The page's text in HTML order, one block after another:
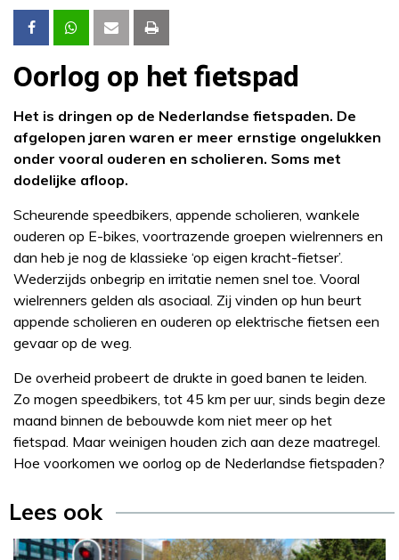
Oorlog op het fietspad
Het is dringen op de Nederlandse fietspaden. De
afgelopen jaren waren er meer ernstige ongelukken
onder vooral ouderen en scholieren. Soms met
dodelijke afloop.
Scheurende speedbikers, appende scholieren, wankele
ouderen op E-bikes, voortrazende groepen wielrenners en
dan heb je nog de klassieke ‘op eigen kracht-fietser’.
Wederzijds onbegrip en irritatie nemen snel toe. Vooral
wielrenners gelden als asociaal. Zij vinden op hun beurt
appende scholieren en ouderen op elektrische fietsen een
gevaar op de weg.
De overheid probeert de drukte in goed banen te leiden.
Zo mogen speedbikers, tot 45 km per uur, sinds begin deze
maand binnen de bebouwde kom niet meer op het
fietspad. Maar weinigen houden zich aan deze maatregel.
Hoe voorkomen we oorlog op de Nederlandse fietspaden?
Lees ook